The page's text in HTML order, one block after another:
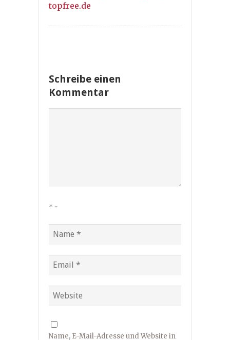
topfree.de
Schreibe einen
Kommentar
* =
Name, E-Mail-Adresse und Website in